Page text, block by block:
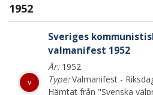
1952
v
Sveriges
valmanifest 1952
År:1952
Type:Valmanifest -
Hämtat från "Svenska